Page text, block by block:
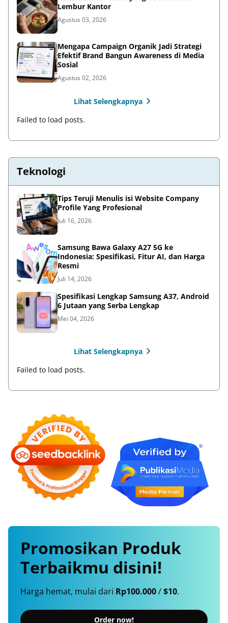
Lembur Kantor
Agustus 03, 2026
Mengapa Campaign Organik Jadi Strategi
Efektif Brand Bangun Awareness di Media
Sosial
Agustus 02, 2026
Lihat Selengkapnya
Failed to load posts.
Teknologi
Tips Teruji Menulis isi Website Company
Profile Yang Profesional
Juli 16, 2026
Samsung Bawa Galaxy A27 5G ke
Indonesia: Spesifikasi, Fitur AI, dan Harga
Resmi
Juli 14, 2026
Spesifikasi Lengkap Samsung A37, Android
6 Jutaan yang Serba Lengkap
Mei 04, 2026
Lihat Selengkapnya
Failed to load posts.
Promosikan Produk
Terbaikmu disini!
Harga hemat, mulai dari Rp100.000/$10.
Order now!